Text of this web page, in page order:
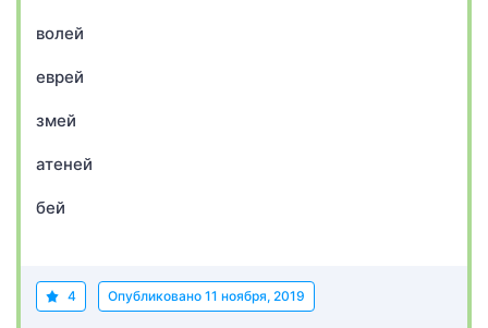
волей
еврей
змей
атеней
бей
4 Опубликовано 11 ноября, 2019